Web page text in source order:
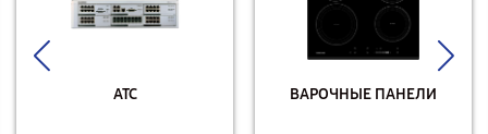
АТС ВАРОЧНЫЕ ПАНЕЛИ